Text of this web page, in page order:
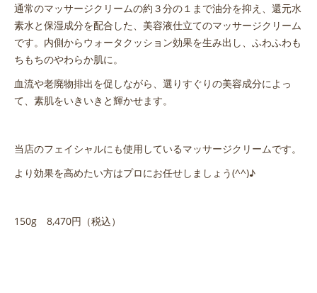
通常のマッサージクリームの約３分の１まで油分を抑え、還元水
素水と保湿成分を配合した、美容液仕立てのマッサージクリーム
です。内側からウォータクッション効果を生み出し、ふわふわも
ちもちのやわらか肌に。
血流や老廃物排出を促しながら、選りすぐりの美容成分によっ
て、素肌をいきいきと輝かせます。
当店のフェイシャルにも使用しているマッサージクリームです。
より効果を高めたい方はプロにお任せしましょう(^^)♪
150g 8,470円（税込）